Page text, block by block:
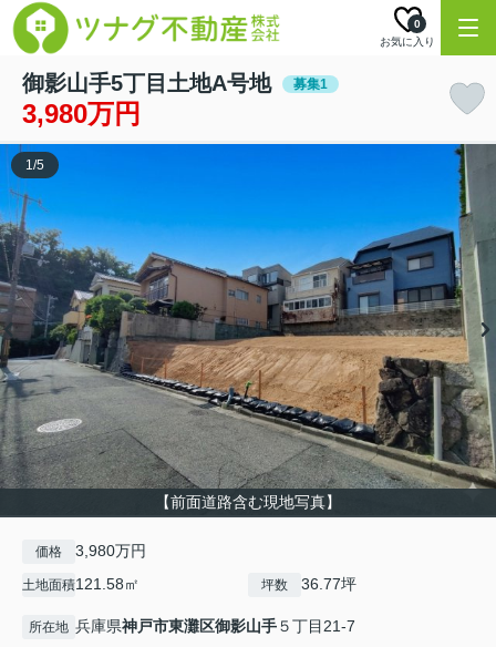
お気に入り
0
御影山手5丁目土地A号地 募集1
3,980万円
【前面道路含む現地写真】
1/5
価格 3,980万円
土地面積121.58㎡ 坪数 36.77坪
所在地 兵庫県神戸市東灘区御影山手５丁目21-7